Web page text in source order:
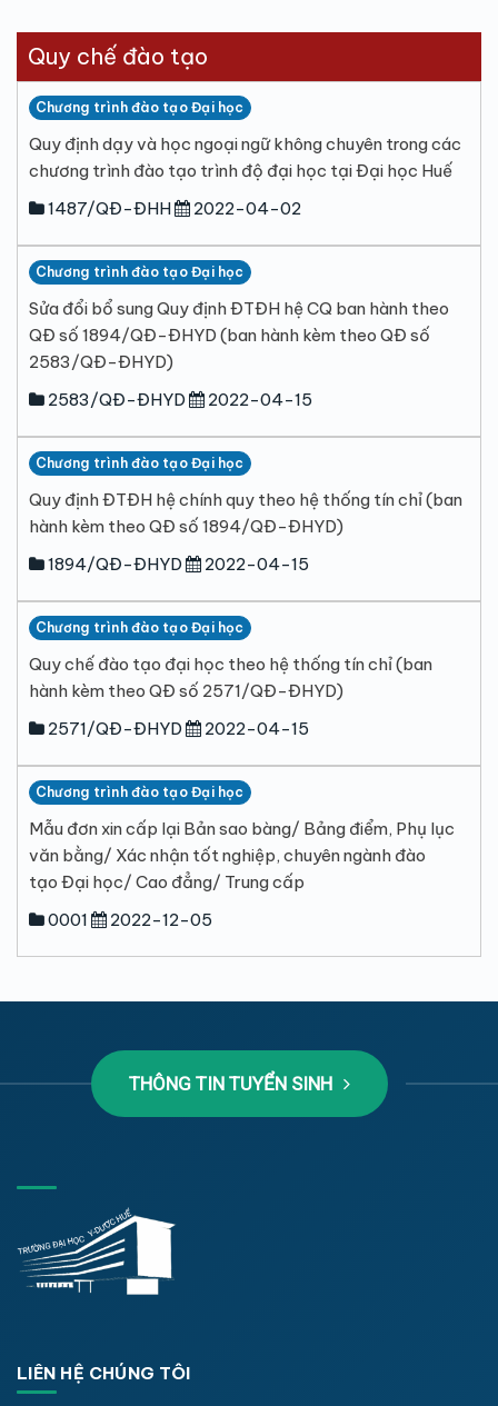
Quy chế đào tạo
Chương trình đào tạo Đại học
Quy định dạy và học ngoại ngữ không chuyên trong các
chương trình đào tạo trình độ đại học tại Đại học Huế
1487/QĐ-ĐHH
2022-04-02
Chương trình đào tạo Đại học
Sửa đổi bổ sung Quy định ĐTĐH hệ CQ ban hành theo
QĐ số 1894/QĐ-ĐHYD (ban hành kèm theo QĐ số
2583/QĐ-ĐHYD)
2583/QĐ-ĐHYD
2022-04-15
Chương trình đào tạo Đại học
Quy định ĐTĐH hệ chính quy theo hệ thống tín chỉ (ban
hành kèm theo QĐ số 1894/QĐ-ĐHYD)
1894/QĐ-ĐHYD
2022-04-15
Chương trình đào tạo Đại học
Quy chế đào tạo đại học theo hệ thống tín chỉ (ban
hành kèm theo QĐ số 2571/QĐ-ĐHYD)
2571/QĐ-ĐHYD
2022-04-15
Chương trình đào tạo Đại học
Mẫu đơn xin cấp lại Bản sao bàng/ Bảng điểm, Phụ lục
văn bằng/ Xác nhận tốt nghiệp, chuyên ngành đào
tạo Đại học/ Cao đẳng/ Trung cấp
0001
2022-12-05
THÔNG TIN TUYỂN SINH
LIÊN HỆ CHÚNG TÔI